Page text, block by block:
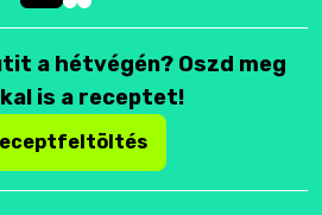
a hétvégén? Oszd meg
is a receptet!